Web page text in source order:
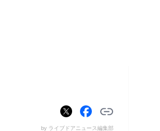
by ライブドアニュース編集部